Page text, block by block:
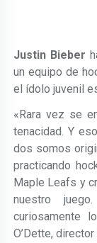
Justin Bieber
un equipo de
el ídolo juvenil
«Rara vez se
tenacidad. Y
dos somos
practicando
Maple Leafs y
nuestro
curiosamente
O’Dette,